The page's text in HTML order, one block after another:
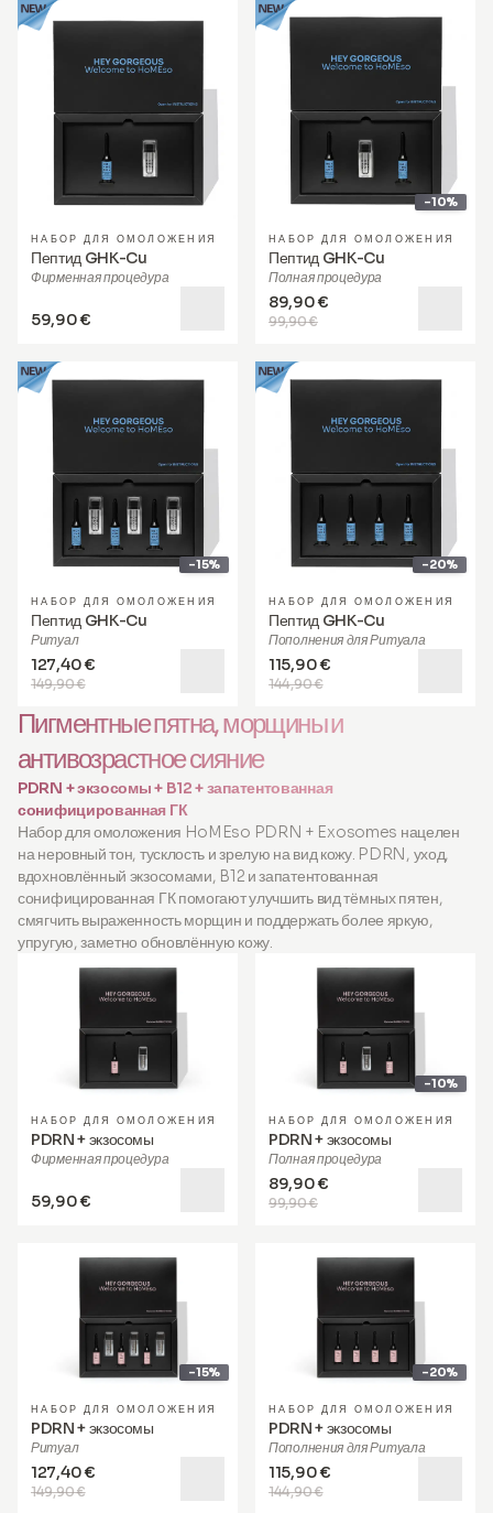
НАБОР ДЛЯ ОМОЛОЖЕНИЯ
Пептид GHK-Cu
Фирменная процедура
59,90 €
-10%
НАБОР ДЛЯ ОМОЛОЖЕНИЯ
Пептид GHK-Cu
Полная процедура
99,90 €
89,90 €
-15%
НАБОР ДЛЯ ОМОЛОЖЕНИЯ
Пептид GHK-Cu
Ритуал
149,90 €
127,40 €
-20%
НАБОР ДЛЯ ОМОЛОЖЕНИЯ
Пептид GHK-Cu
Пополнения для Ритуала
144,90 €
115,90 €
Пигментные пятна, морщины и
антивозрастное сияние
PDRN + экзосомы + B12 + запатентованная
сонифицированная ГК
Набор для омоложения HoMEso PDRN + Exosomes нацелен
на неровный тон, тусклость и зрелую на вид кожу. PDRN, уход,
вдохновлённый экзосомами, B12 и запатентованная
сонифицированная ГК помогают улучшить вид тёмных пятен,
смягчить выраженность морщин и поддержать более яркую,
упругую, заметно обновлённую кожу.
НАБОР ДЛЯ ОМОЛОЖЕНИЯ
PDRN + экзосомы
Фирменная процедура
59,90 €
-10%
НАБОР ДЛЯ ОМОЛОЖЕНИЯ
PDRN + экзосомы
Полная процедура
99,90 €
89,90 €
-15%
НАБОР ДЛЯ ОМОЛОЖЕНИЯ
PDRN + экзосомы
Ритуал
149,90 €
127,40 €
-20%
НАБОР ДЛЯ ОМОЛОЖЕНИЯ
PDRN + экзосомы
Пополнения для Ритуала
144,90 €
115,90 €